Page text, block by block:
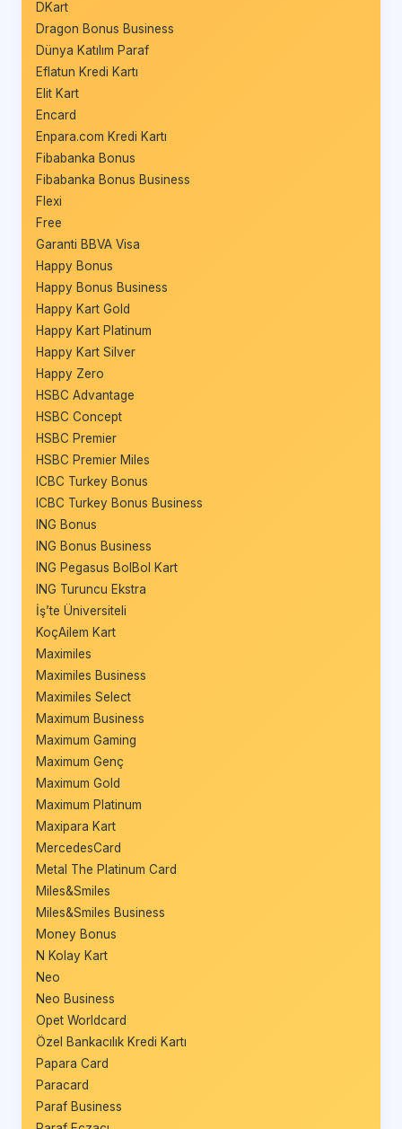
DKart
Dragon Bonus Business
Dünya Katılım Paraf
Eflatun Kredi Kartı
Elit Kart
Encard
Enpara.com Kredi Kartı
Fibabanka Bonus
Fibabanka Bonus Business
Flexi
Free
Garanti BBVA Visa
Happy Bonus
Happy Bonus Business
Happy Kart Gold
Happy Kart Platinum
Happy Kart Silver
Happy Zero
HSBC Advantage
HSBC Concept
HSBC Premier
HSBC Premier Miles
ICBC Turkey Bonus
ICBC Turkey Bonus Business
ING Bonus
ING Bonus Business
ING Pegasus BolBol Kart
ING Turuncu Ekstra
İş’te Üniversiteli
KoçAilem Kart
Maximiles
Maximiles Business
Maximiles Select
Maximum Business
Maximum Gaming
Maximum Genç
Maximum Gold
Maximum Platinum
Maxipara Kart
MercedesCard
Metal The Platinum Card
Miles&Smiles
Miles&Smiles Business
Money Bonus
N Kolay Kart
Neo
Neo Business
Opet Worldcard
Özel Bankacılık Kredi Kartı
Papara Card
Paracard
Paraf Business